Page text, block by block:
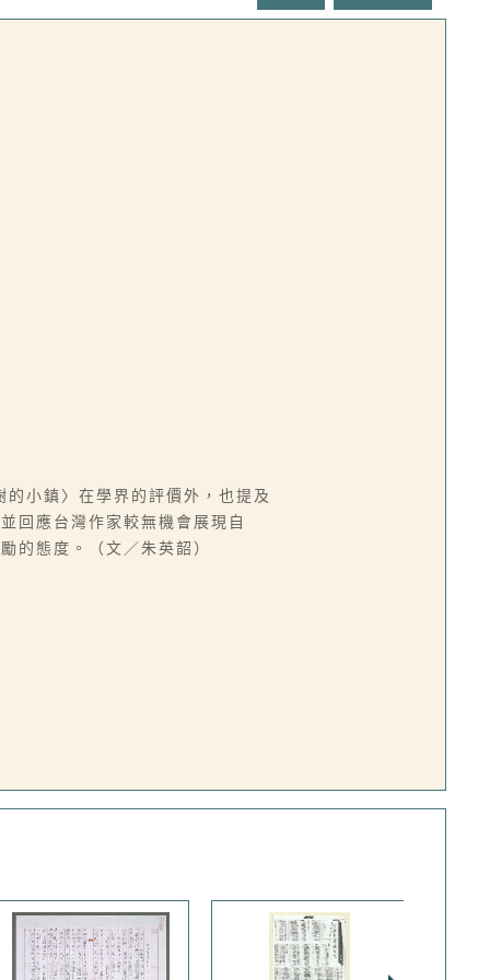
小鎮〉在學界的評價外，也提及
回應台灣作家較無機會展現自
的態度。（文／朱英韶）